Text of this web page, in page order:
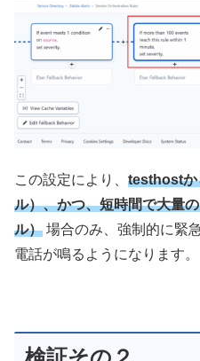
この設定により、 testhostか
ル）、かつ、短時間で大量
ル） 場合のみ、強制的に緊
電話が鳴るようになります。